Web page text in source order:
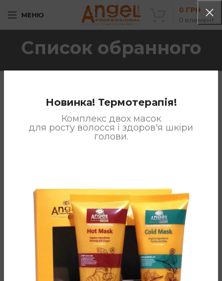
Новинка! Термотерапія!
Комплекс двох масок
для росту волосся і здоров'я шкіри
голови.
МЕНЮ
0 елемент
0 ГРН
Список обранного
You don't have any products in the wishlist yet.You will find
a lot of interesting products on our "Shop" page.
ПОВЕРНУТИСЬ ДО МАГАЗИНУ